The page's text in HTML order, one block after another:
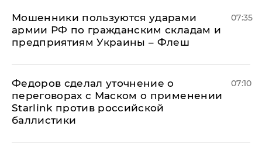
Мошенники пользуются ударами
армии РФ по гражданским складам и
предприятиям Украины – Флеш
07:35
Федоров сделал уточнение о
переговорах с Маском о применении
Starlink против российской
баллистики
07:10